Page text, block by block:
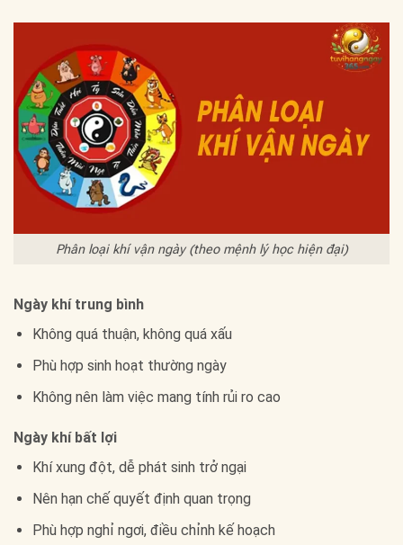
Phân loại khí vận ngày (theo mệnh lý học hiện đại)
Ngày khí trung bình
Không quá thuận, không quá xấu
Phù hợp sinh hoạt thường ngày
Không nên làm việc mang tính rủi ro cao
Ngày khí bất lợi
Khí xung đột, dễ phát sinh trở ngại
Nên hạn chế quyết định quan trọng
Phù hợp nghỉ ngơi, điều chỉnh kế hoạch